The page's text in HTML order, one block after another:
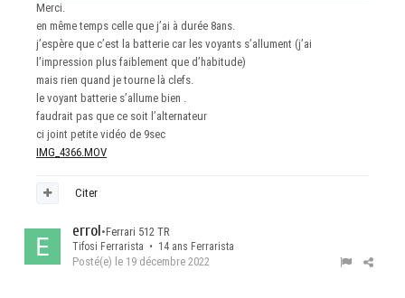
Merci.
en même temps celle que j’ai à durée 8ans.
j’espère que c’est la batterie car les voyants s’allument (j’ai
l’impression plus faiblement que d’habitude)
mais rien quand je tourne là clefs.
le voyant batterie s’allume bien .
faudrait pas que ce soit l’alternateur
ci joint petite vidéo de 9sec
IMG_4366.MOV
Citer
errol•Ferrari 512 TR
Tifosi Ferrarista • 14 ans Ferrarista
Posté(e) le 19 décembre 2022